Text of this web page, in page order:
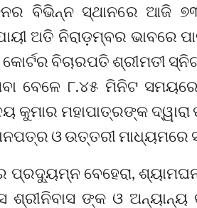
ବିଭିନ୍ନ ସ୍ଥାନରେ ଆଜି
ଅତି ନିରାଡ଼ମ୍ବର ଭାବରେ
ବିଚାରପତି ଶ୍ରୀମତୀ
ବେଳେ ୮.୪୫ ମିନିଟ
ମହାପାତ୍ରଙ୍କ ଦ୍ୱାରା
ଓ ଉତ୍ତରୀ ମାଧ୍ୟମରେ
ବେହେରା,
ଏସ ଶ୍ରୀନିବାସ ଙ୍କ ଓ